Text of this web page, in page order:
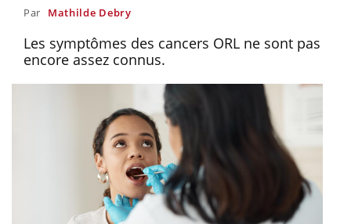
Par Mathilde Debry
Les symptômes des cancers ORL ne sont pas
encore assez connus.